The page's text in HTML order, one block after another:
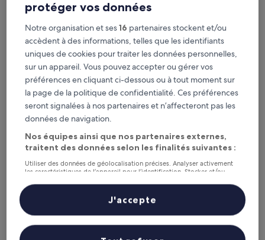
Hébergement
3.5 étoiles
District de Qingpu, à 1 km de : Station Avenue Dianshanhu
sur
10,
Exceptionnel,
(1 avis)
10/10 Exceptionnel (1 avis)
Le
prix
est
de
52 €
52 €
taxes et frais compris
19 août - 20 août
Citic Pacific Zhujiajiao Jin Jiang Hotel
protéger vos données
Notre organisation et ses16 partenaires stockent et/ou
accèdent à des informations, telles que les identifiants
uniques de cookies pour traiter les données personnelles,
sur un appareil. Vous pouvez accepter ou gérer vos
préférences en cliquant ci-dessous ou à tout moment sur
la page de la politique de confidentialité. Ces préférences
seront signalées à nos partenaires et n’affecteront pas les
données de navigation.
Nos équipes ainsi que nos partenaires externes,
traitent des données selon les finalités suivantes :
Utiliser des données de géolocalisation précises. Analyser activement
les caractéristiques de l’appareil pour l’identification. Stocker et/ou
personnalisés, mesure de performance des publicités et du contenu,
études d’audience et développement de services.
Liste de nos partenaires (fournisseurs)
J'accepte